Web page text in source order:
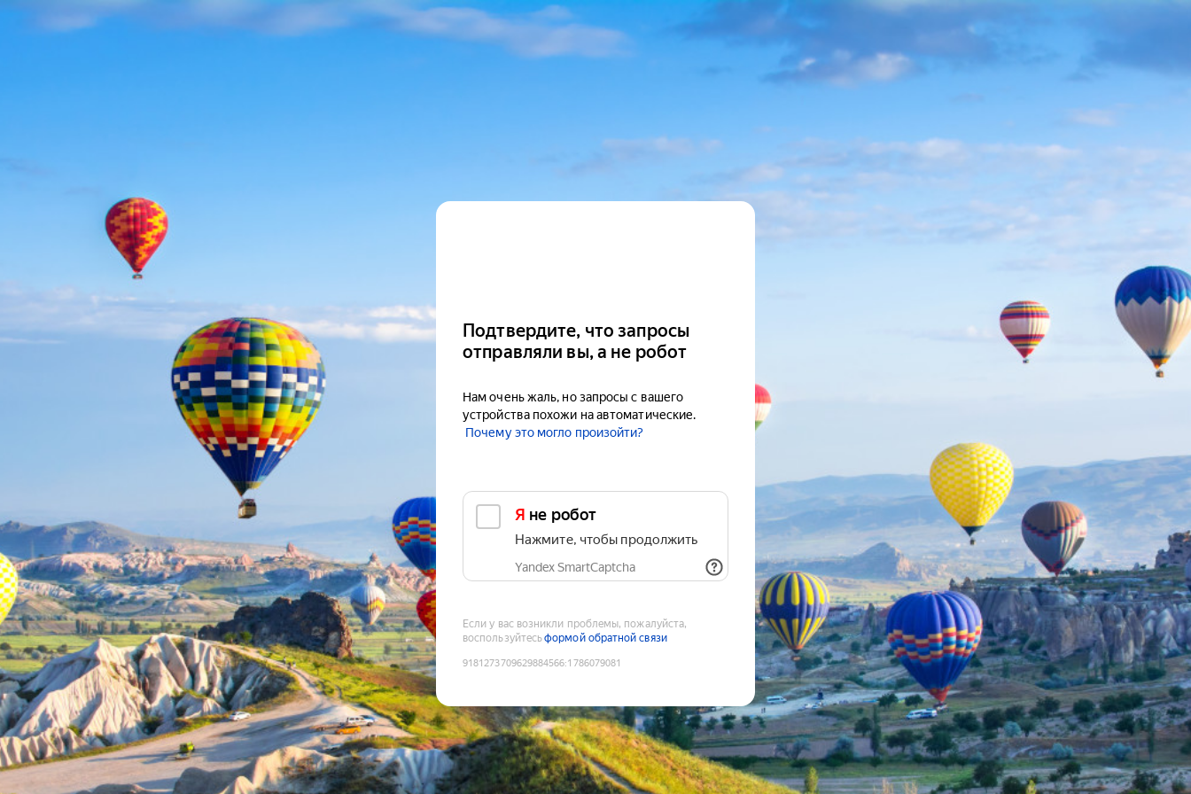
Подтвердите, что запросы
отправляли вы, а не робот
Нам очень жаль, но запросы с вашего
устройства похожи на автоматические.
Почему это могло произойти?
Я не робот
Нажмите, чтобы продолжить
Yandex SmartCaptcha
Если у вас возникли проблемы, пожалуйста,
воспользуйтесьформой обратной связи
9181273709629884566:1786079081